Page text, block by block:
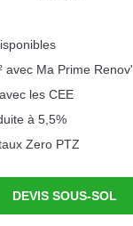
avec Ma Prime Renov'
les CEE
à 5,5%
Zero PTZ
DEVIS SOUS-SOL